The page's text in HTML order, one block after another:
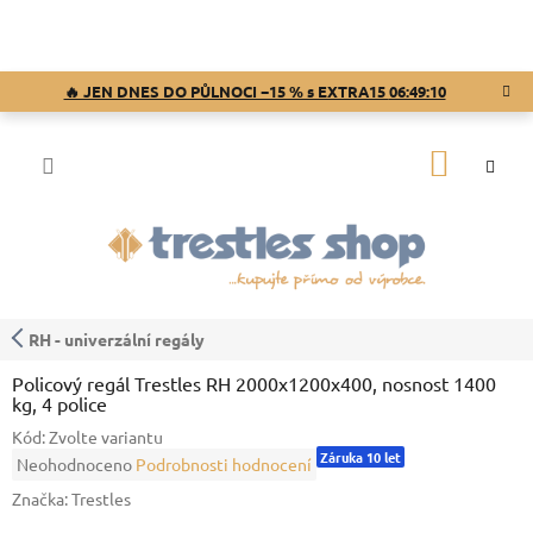
🔥 JEN DNES DO PŮLNOCI −15 % s EXTRA1506:49:10
RH - univerzální regály
Policový regál Trestles RH 2000x1200x400, nosnost 1400
kg, 4 police
Kód:Zvolte variantu
Průměrné
produktu
Neohodnoceno Podrobnosti hodnocení Záruka 10 let
Značka:Trestles